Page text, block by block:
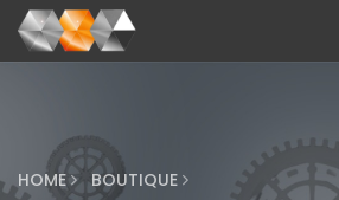
HOME BOUTIQUE